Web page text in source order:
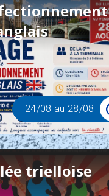
24/08 au 28/08
trielloise